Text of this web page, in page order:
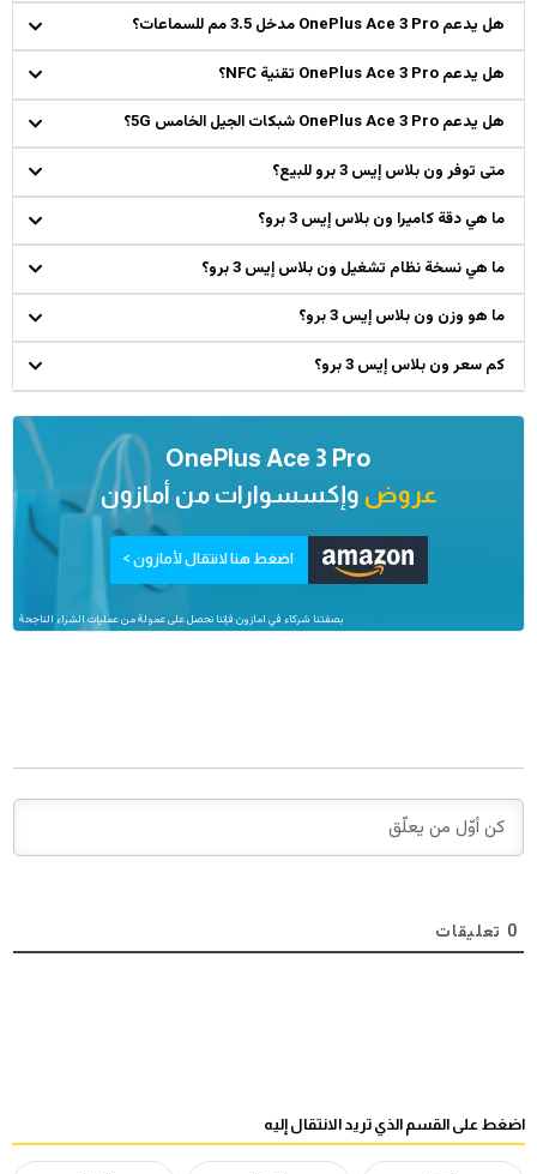
هل يدعم OnePlus Ace 3 Pro مدخل 3.5 مم للسماعات؟
هل يدعم OnePlus Ace 3 Pro تقنية NFC؟
هل يدعم OnePlus Ace 3 Pro شبكات الجيل الخامس 5G؟
متى توفر ون بلاس إيس 3 برو للبيع؟
ما هي دقة كاميرا ون بلاس إيس 3 برو؟
ما هي نسخة نظام تشغيل ون بلاس إيس 3 برو؟
ما هو وزن ون بلاس إيس 3 برو؟
كم سعر ون بلاس إيس 3 برو؟
OnePlus Ace 3 Pro
عروض وإكسسوارات من أمازون
اضغط هنا لانتقال لأمازون >
بصفتنا شركاء في امازون فإننا نحصل على عمولة من عمليات الشراء الناجحة
0 تعليقات
اضغط على القسم الذي تريد الانتقال إليه